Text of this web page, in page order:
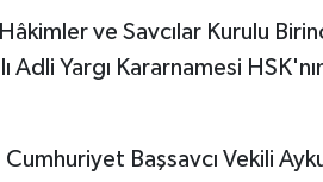
Hâkimler ve Savcılar Kurulu
Adli Yargı Kararnamesi
Başsavcı Vekili